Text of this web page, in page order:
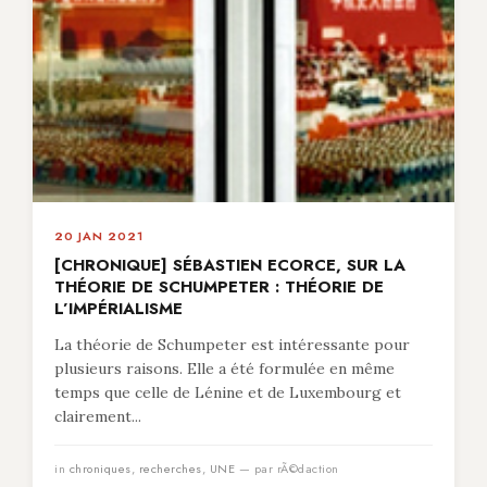
20 JAN 2021
[CHRONIQUE] SÉBASTIEN ECORCE, SUR LA
THÉORIE DE SCHUMPETER : THÉORIE DE
L’IMPÉRIALISME
La théorie de Schumpeter est intéressante pour
plusieurs raisons. Elle a été formulée en même
temps que celle de Lénine et de Luxembourg et
clairement...
in chroniques, recherches, UNE — par rÃ©daction